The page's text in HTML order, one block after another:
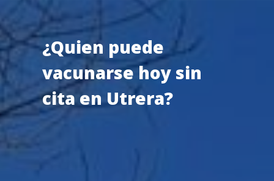
¿Quien puede
vacunarse hoy sin
cita en Utrera?